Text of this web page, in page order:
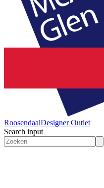
RoosendaalDesigner Outlet
Search input